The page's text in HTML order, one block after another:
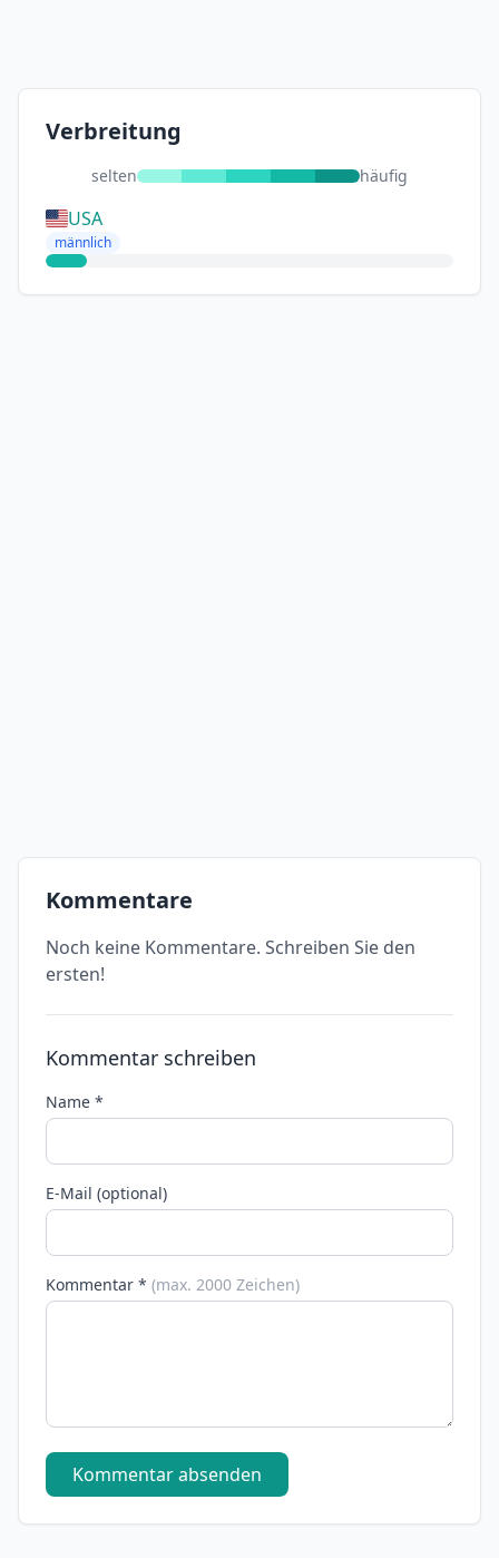
Verbreitung
selten häufig
USA
männlich
Kommentare
Noch keine Kommentare. Schreiben Sie den
ersten!
Kommentar schreiben
Name *
E-Mail (optional)
Kommentar * (max. 2000 Zeichen)
Kommentar absenden